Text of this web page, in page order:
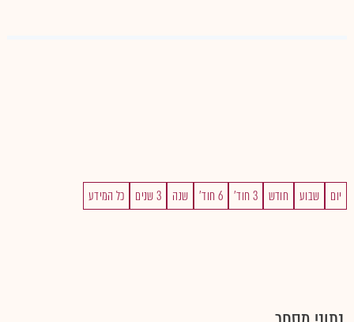
יום שבוע חודש 3 חוד' 6 חוד' שנה 3 שנים כל המידע